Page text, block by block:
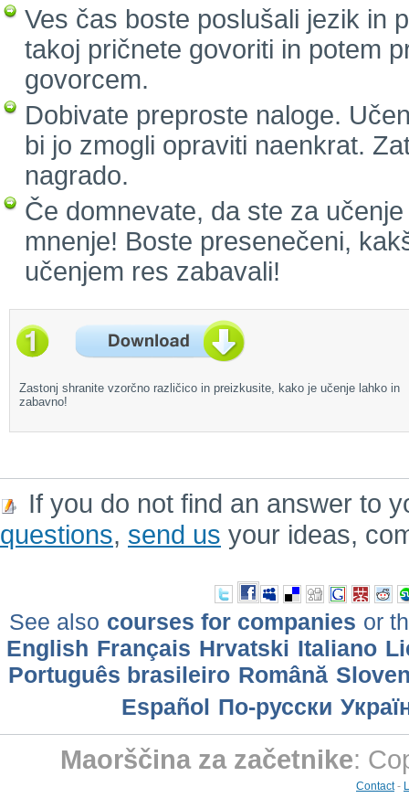
Ves čas boste poslušali jezik in
takoj pričnete govoriti in potem
govorcem.
Dobivate preproste naloge.
bi jo zmogli opraviti naenkrat.
nagrado.
Če domnevate, da ste za
mnenje! Boste presenečeni,
učenjem res zabavali!
Zastonj shranite vzorčno različico in preizkusite, kako je učenje lahko in
zabavno!
If you do not find an answer to
questions, send us your ideas,
See also courses for companies or
English Français Hrvatski Italiano
Português brasileiro Română
Еspañol По-русски
Maorščina za začetnike:
Contact-